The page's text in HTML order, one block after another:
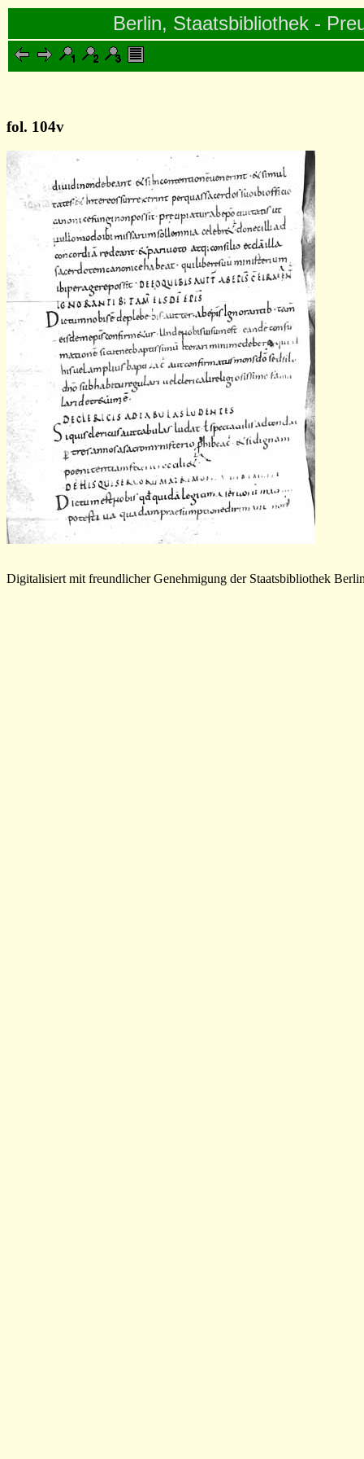
Berlin, Staatsbibliothek -
fol. 104v
Digitalisiert mit freundlicher Genehmigung der Staatsbibliothek